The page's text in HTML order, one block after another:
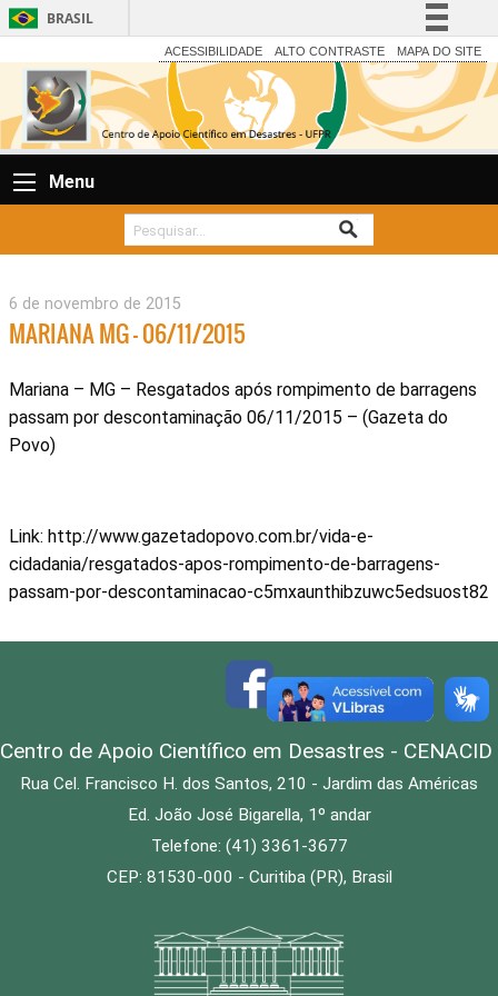
BRASIL
Simplifique!
Comunica BR
Participe
Acesso à informação
Canais
ACESSIBILIDADE ALTO CONTRASTE MAPA DO SITE
Menu
6 de novembro de 2015
MARIANA MG – 06/11/2015
Mariana – MG – Resgatados após rompimento de barragens
passam por descontaminação 06/11/2015 – (Gazeta do
Povo)
Link: http://www.gazetadopovo.com.br/vida-e-
cidadania/resgatados-apos-rompimento-de-barragens-
passam-por-descontaminacao-c5mxaunthibzuwc5edsuost82
Centro de Apoio Científico em Desastres - CENACID
Rua Cel. Francisco H. dos Santos, 210 - Jardim das Américas
Ed. João José Bigarella, 1º andar
Telefone: (41) 3361-3677
CEP: 81530-000 - Curitiba (PR), Brasil